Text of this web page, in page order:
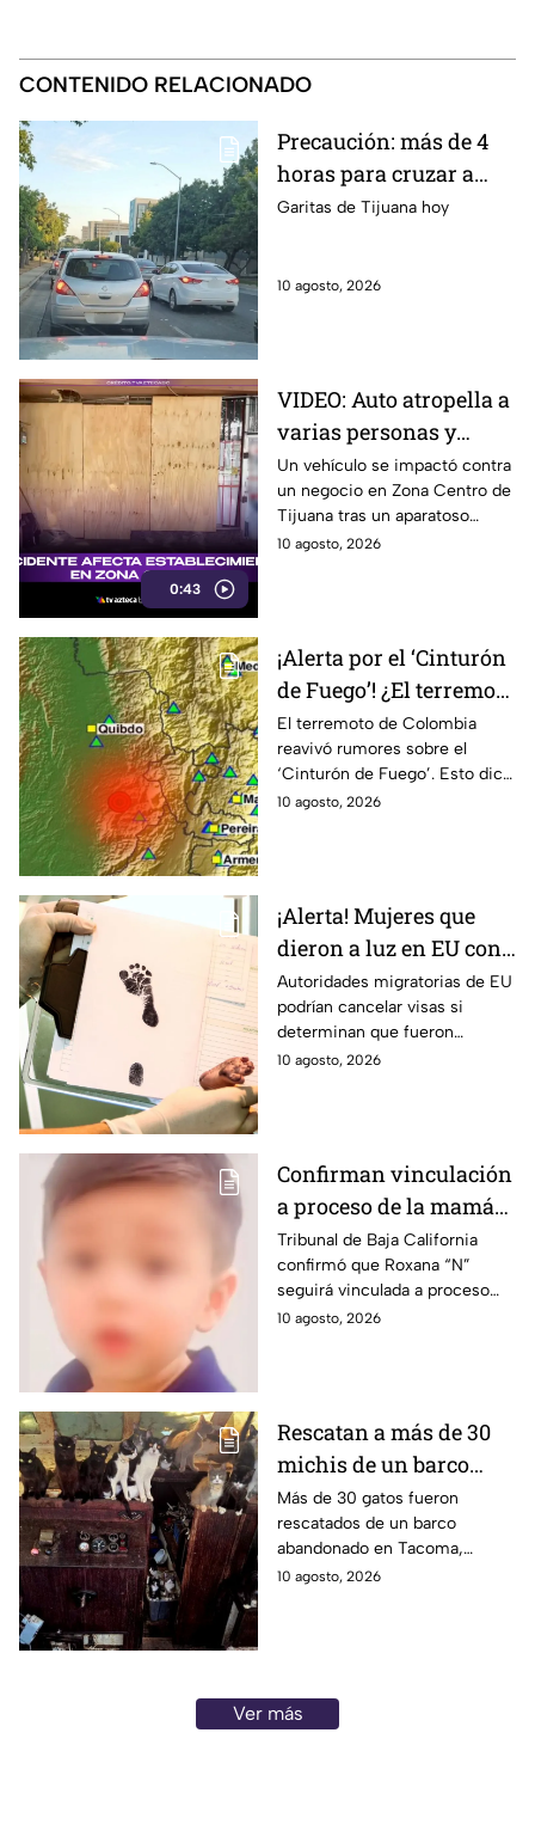
CONTENIDO RELACIONADO
Precaución: más de 4
horas para cruzar a
Estados Unidos por las
Garitas de Tijuana hoy
10 agosto, 2026
0:43
VIDEO: Auto atropella a
varias personas y
termina contra un local
en Zona Centro,
Tijuana
Un vehículo se impactó contra
un negocio en Zona Centro de
Tijuana tras un aparatoso
accidente que dejó personas
10 agosto, 2026
¡Alerta por el ‘Cinturón
de Fuego’! ¿El terremoto
de 7.4 en Colombia
podría provocar un
sismo en México? ⚠️
El terremoto de Colombia
reavivó rumores sobre el
‘Cinturón de Fuego’. Esto dice
la ciencia sobre la posibilidad
10 agosto, 2026
¡Alerta! Mujeres que
dieron a luz en EU con
visa de turista podrían
perderla incluso 10
años después
Autoridades migratorias de EU
podrían cancelar visas si
determinan que fueron
utilizadas para ingresar al país
10 agosto, 2026
Confirman vinculación
a proceso de la mamá
de Vicentito, niño que
murió por golpe de
calor tras pasar 12
horas dentro de un
Tribunal de Baja California
confirmó que Roxana “N”
seguirá vinculada a proceso
por la muerte de Vicentito,
10 agosto, 2026
Rescatan a más de 30
michis de un barco
abandonado en la
playa; estaban
desnutridos y en malas
condiciones | FOTOS
Más de 30 gatos fueron
rescatados de un barco
abandonado en Tacoma,
Washington. Los animales
10 agosto, 2026
Ver más